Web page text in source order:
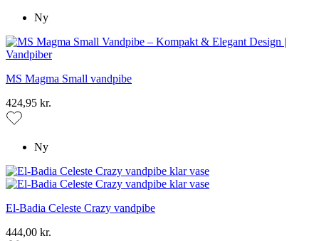
Ny
MS Magma Small vandpibe
424,95 kr.
Ny
El-Badia Celeste Crazy vandpibe
444,00 kr.